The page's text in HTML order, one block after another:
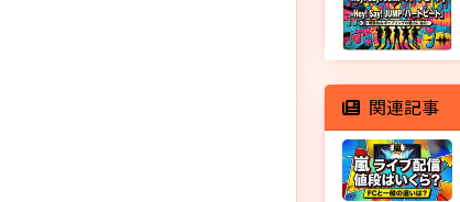
関連記事